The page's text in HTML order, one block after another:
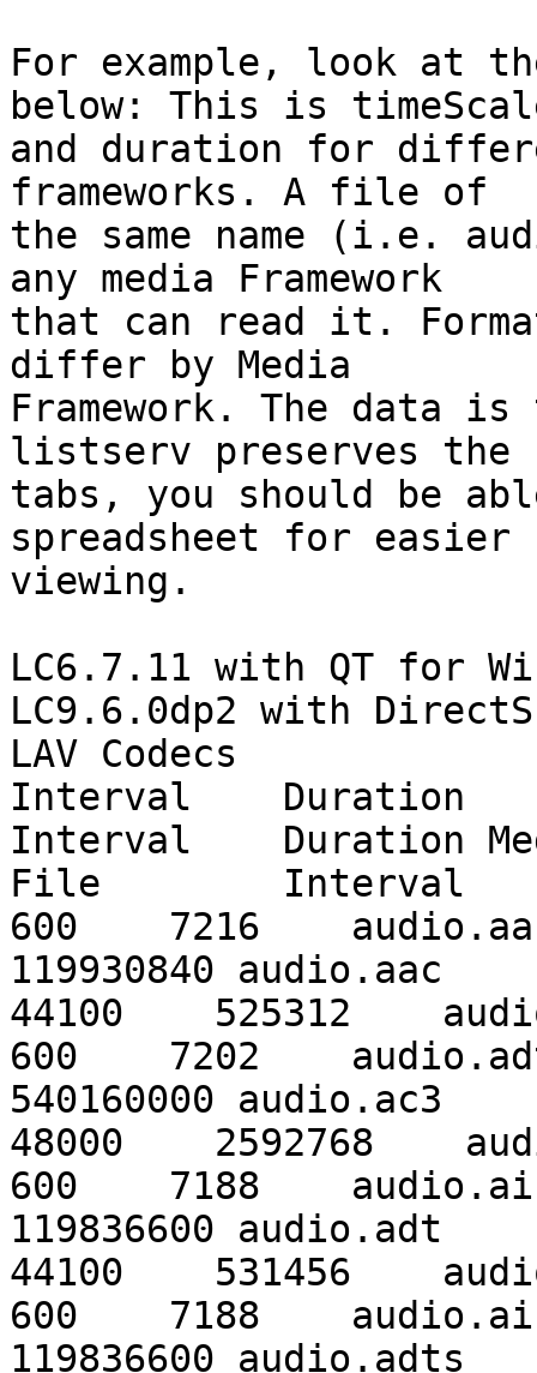
For example, look at
below: This is
and duration for
frameworks. A file of
the same name (i.e.
any media Framework
that can read it.
differ by Media
Framework. The data
listserv preserves the
tabs, you should be
spreadsheet for easier
viewing.
LC6.7.11 with
LC9.6.0dp2 with
LAV Codecs
Interval
Interval    Duration
File        Interval
600    7216
119930840
44100    525312
600    7202
540160000
48000    2592768
600    7188
119836600
44100    531456
600    7188
119836600